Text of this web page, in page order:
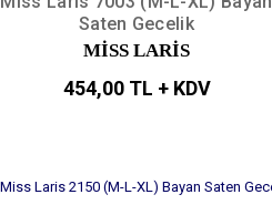
Saten Gecelik
MİSS LARİS
454,00 TL + KDV